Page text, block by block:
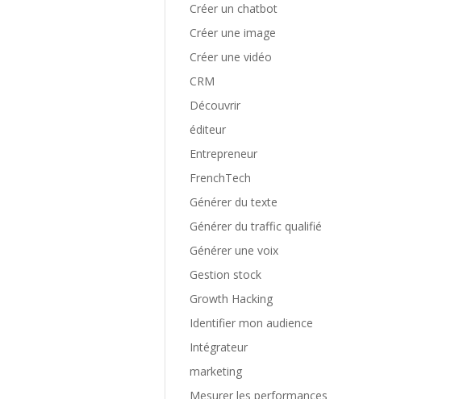
Créer un chatbot
Créer une image
Créer une vidéo
CRM
Découvrir
éditeur
Entrepreneur
FrenchTech
Générer du texte
Générer du traffic qualifié
Générer une voix
Gestion stock
Growth Hacking
Identifier mon audience
Intégrateur
marketing
Mesurer les performances